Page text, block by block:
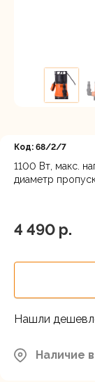
Код: 68/2/7
1100 Вт, макс.
диаметр
4 490 p.
Нашли
Наличие